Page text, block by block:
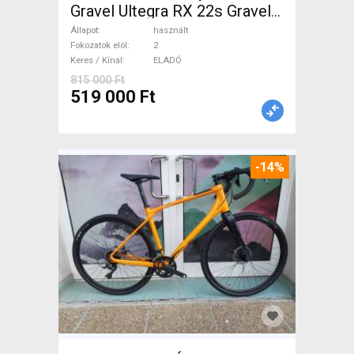
Gravel Ultegra RX 22s Gravel /
CX tárcsafék használt ELADÓ
Állapot
használt
Fokozatok elöl
2
Keres / Kínál
ELADÓ
815 000 Ft
519 000 Ft
-14%